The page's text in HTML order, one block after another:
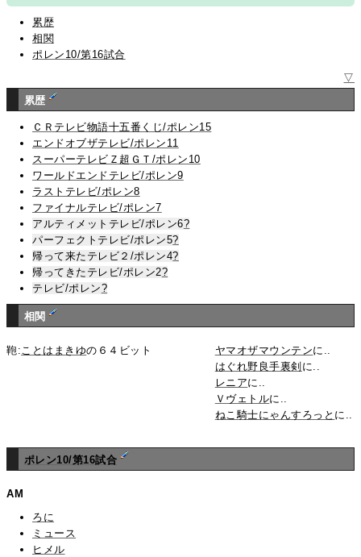
累歴
相関
ポレン10/第16試合
▽
累歴
ＣＲテレビ物語十五番くじ/ポレン15
エンドオブザテレビ/ポレン11
スーパーテレビＺ超ＧＴ/ポレン10
ワールドエンドテレビ/ポレン9
ラストテレビ/ポレン8
ファイナルテレビ/ポレン7
アルティメットテレビ/ポレン6?
パーフェクトテレビ/ポレン5?
帰って来たテレビ２/ポレン4?
帰ってきたテレビ/ポレン2?
テレビ/ポレン?
相関
鞄: ことはまきゆの６４ビット ヤマオザマウンテンに..
はぐれ野良手裏剣 に..
レニアに..
Ｖヴェトルに..
ねこ騎士にゃんすろっと に..
ポレン10/第16試合
AM
ろに
ミュース
ヒメル